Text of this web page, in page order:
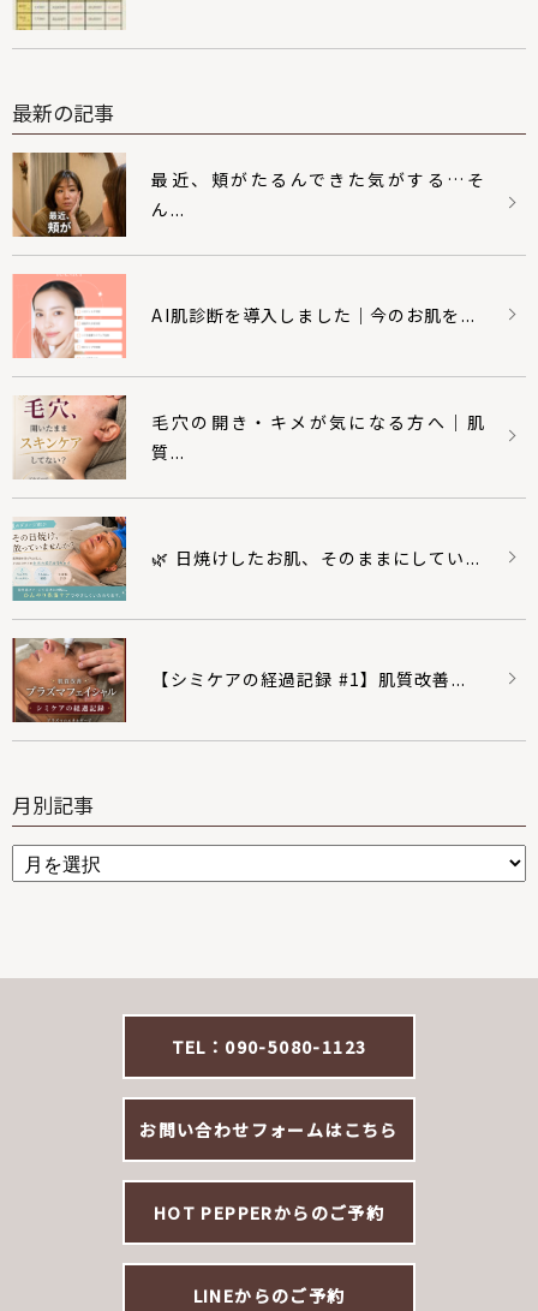
最新の記事
最近、頬がたるんできた気がする…そ
ん...
AI肌診断を導入しました｜今のお肌を...
毛穴の開き・キメが気になる方へ｜肌
質...
🌿 日焼けしたお肌、そのままにしてい...
【シミケアの経過記録 #1】肌質改善...
月別記事
TEL：090-5080-1123
お問い合わせフォームはこちら
HOT PEPPERからのご予約
LINEからのご予約